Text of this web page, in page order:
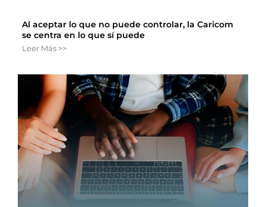
Al aceptar lo que no puede controlar, la Caricom
se centra en lo que sí puede
Leer Más >>